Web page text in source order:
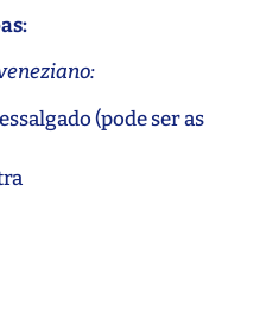
(pode ser as